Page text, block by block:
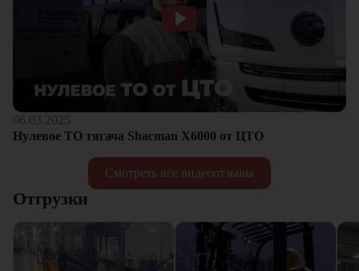
Смотреть все видеоотзывы
06.03.2025
Нулевое ТО тягача Shacman Х6000 от ЦТО
Отгрузки